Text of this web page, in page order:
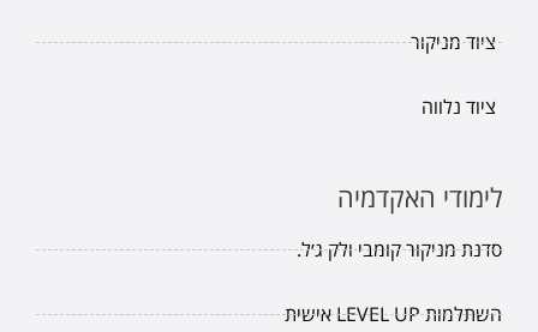
ציוד מניקור
ציוד נלווה
לימודי האקדמיה
סדנת מניקור קומבי ולק ג׳ל.
השתלמות LEVEL UP אישית